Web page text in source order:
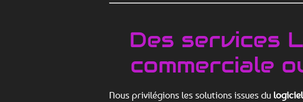
Des services
commerciale
Nous privilégions les solutions issues du